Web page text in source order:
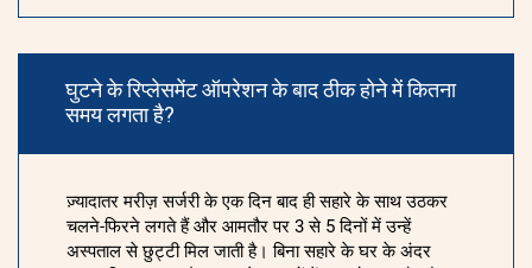
घुटने के रिप्लेसमेंट ऑपरेशन के बाद ठीक होने में कितना
समय लगता है?
ज़्यादातर मरीज़ सर्जरी के एक दिन बाद ही सहारे के साथ उठकर
चलने-फिरने लगते हैं और आमतौर पर 3 से 5 दिनों में उन्हें
अस्पताल से छुट्टी मिल जाती है। बिना सहारे के घर के अंदर